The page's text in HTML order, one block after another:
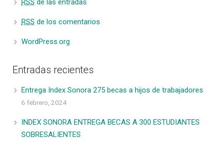
RSS de los comentarios
WordPress.org
Entradas recientes
Entrega Index Sonora 275 becas a hijos de trabajadores
6 febrero, 2024
INDEX SONORA ENTREGA BECAS A 300 ESTUDIANTES
SOBRESALIENTES